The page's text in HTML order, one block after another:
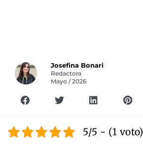
Josefina Bonari
Redactora
Mayo / 2026
5/5 - (1 voto)